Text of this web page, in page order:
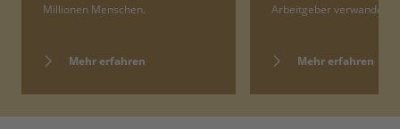
Millionen Menschen.
Mehr erfahren
Arbeitgeber verwandeln.
Mehr erfahren